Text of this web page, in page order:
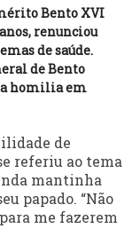
Bento XVI
renunciou
de saúde.
de Bento
homilia em
de
referiu ao tema
mantinha
papado. “Não
me fazerem